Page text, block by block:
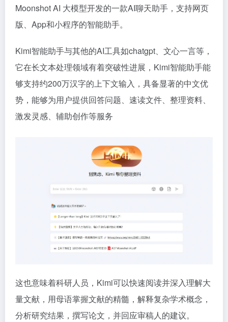
Moonshot AI 大模型开发的一款AI聊天助手，支持网页
版、App和小程序的智能助手。
Kimi智能助手与其他的AI工具如chatgpt、文心一言等，
它在长文本处理领域有着突破性进展，Kimi智能助手能
够支持约200万汉字的上下文输入，具备显著的中文优
势，能够为用户提供回答问题、速读文件、整理资料、
激发灵感、辅助创作等服务
这也意味着科研人员，Kimi可以快速阅读并深入理解大
量文献，用母语掌握文献的精髓，解释复杂学术概念，
分析研究结果，撰写论文，并回应审稿人的建议。